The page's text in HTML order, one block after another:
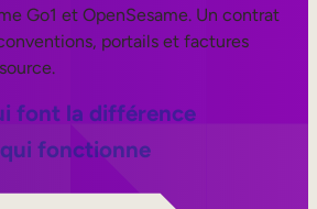
Go1 et OpenSesame. Un contrat
portails et factures
font la différence
fonctionne